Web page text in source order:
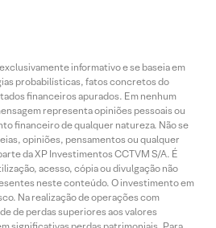
informativo e se baseia em
probabilísticas, fatos concretos do
financeiros apurados. Em nenhum
representa opiniões pessoais ou
financeiro de qualquer natureza. Não se
opiniões, pensamentos ou qualquer
da XP Investimentos CCTVM S/A. É
acesso, cópia ou divulgação não
neste conteúdo. O investimento em
Na realização de operações com
de perdas superiores aos valores